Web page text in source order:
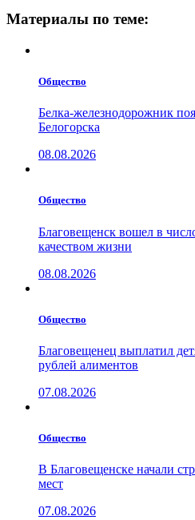
Материалы по теме:
Общество
Белка-железнодорожник
Белогорска
08.08.2026
Общество
Благовещенск вошел в
качеством жизни
08.08.2026
Общество
Благовещенец выплатил
рублей алиментов
07.08.2026
Общество
В Благовещенске начали
мест
07.08.2026